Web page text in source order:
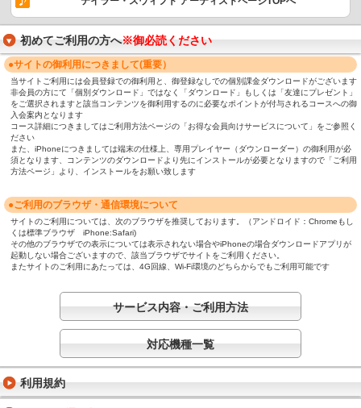
初めてご利用の方へ※御必読ください
●サイトの御利用につきまして(重要）
当サイトご利用には会員登録での御利用と、御登録なしでの個別課金ダウンロードがございます
非会員の方にて「個別ダウンロード」ではなく「ダウンロード」もしくは「友達にプレゼント」
をご選択されますと該当コンテンツを御利用するのに必要なポイントが付与されるコースへの御
入会案内となります
コース詳細につきましてはご利用方法ページの「お得な会員向けサービスについて」をご参照く
ださい
また、iPhoneにつきましては端末の仕様上、専用プレイヤー（ダウンローダー）の御利用が必
須となります、コンテンツのダウンロードより先にインストールが必要となりますので「ご利用
方法ページ」より、インストールをお願い致します
●ご利用のブラウザ・通信環境について
サイトのご利用については、次のブラウザを推奨しております。（アンドロイド：Chromeもし
くは標準ブラウザ iPhone:Safari)
その他のブラウザでの表示については表示されない場合やiPhoneの場合ダウンロードアプリが
起動しない場合ございますので、該当ブラウザでサイトをご利用ください。
またサイトのご利用にあたっては、4G回線、Wi-Fi環境のどちらからでもご利用可能です
サービス内容・ご利用方法
対応機種一覧
利用規約